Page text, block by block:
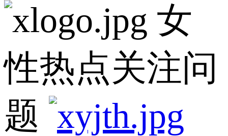
女
性热点关注问
题